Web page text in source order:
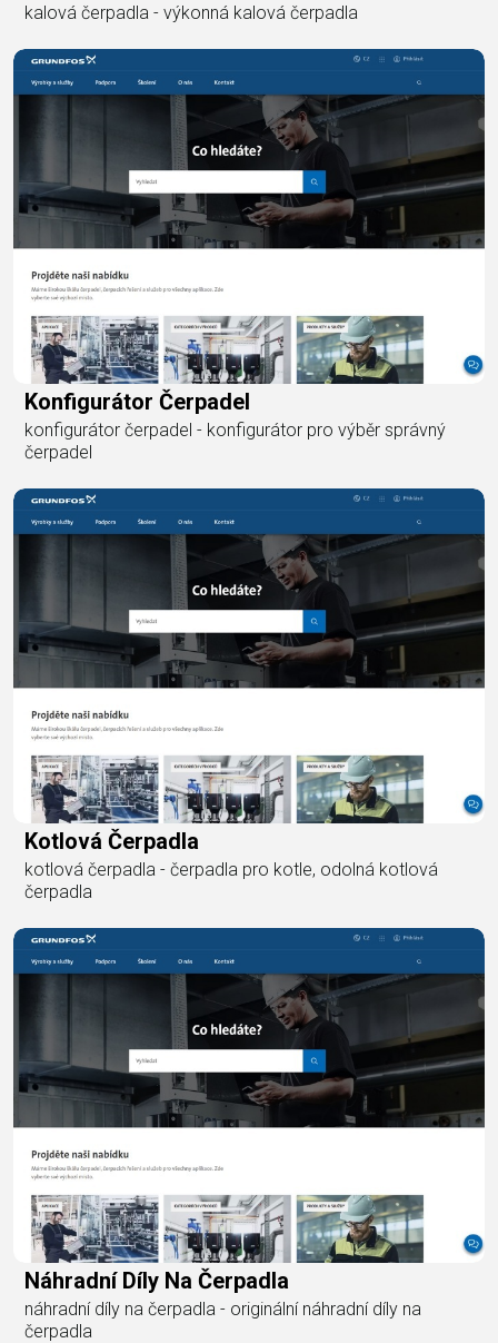
kalová čerpadla - výkonná kalová čerpadla
Konfigurátor Čerpadel
konfigurátor čerpadel - konfigurátor pro výběr správný
čerpadel
Kotlová Čerpadla
kotlová čerpadla - čerpadla pro kotle, odolná kotlová
čerpadla
Náhradní Díly Na Čerpadla
náhradní díly na čerpadla - originální náhradní díly na
čerpadla